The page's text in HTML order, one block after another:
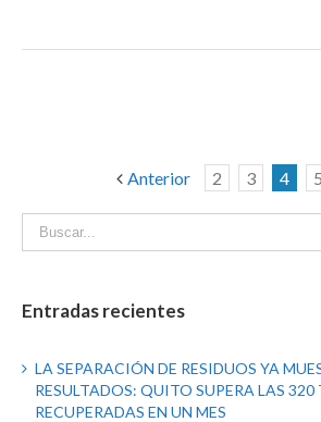
Anterior 2 3 4 5
Entradas recientes
LA SEPARACIÓN DE RESIDUOS YA
RESULTADOS: QUITO SUPERA LAS 320
RECUPERADAS EN UN MES